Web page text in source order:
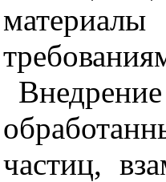
частиц,